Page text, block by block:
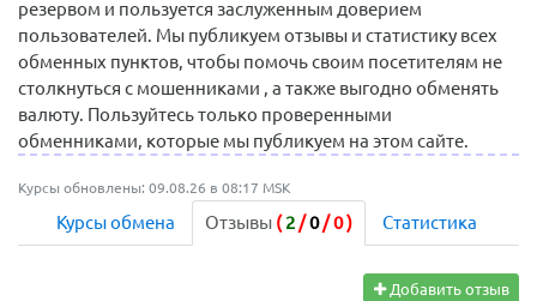
резервом и пользуется заслуженным доверием
пользователей. Мы публикуем отзывы и статистику всех
обменных пунктов, чтобы помочь своим посетителям не
столкнуться с мошенниками , а также выгодно обменять
валюту. Пользуйтесь только проверенными
обменниками, которые мы публикуем на этом сайте.
Курсы обновлены: 09.08.26 в 08:17 MSK
Курсы обмена Отзывы ( 2/0/0) Статистика
Добавить отзыв